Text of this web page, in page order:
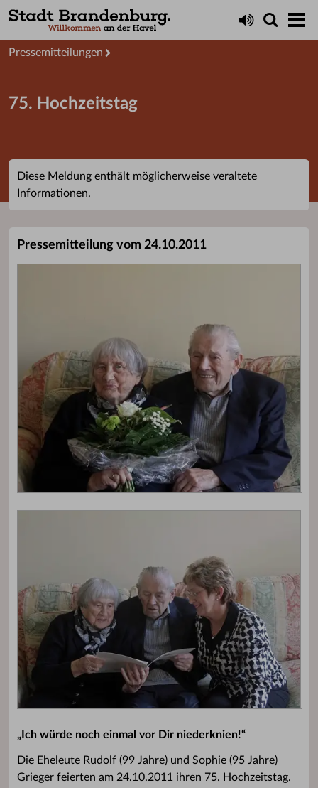
Presseservice
Pressemitteilungen
75. Hochzeitstag
Diese Meldung enthält möglicherweise veraltete
Informationen.
Pressemitteilung vom 24.10.2011
„Ich würde noch einmal vor Dir niederknien!“
Die Eheleute Rudolf (99 Jahre) und Sophie (95 Jahre)
Grieger feierten am 24.10.2011 ihren 75. Hochzeitstag.